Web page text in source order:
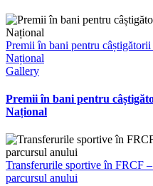
Premii în bani pentru
Național
Gallery
Premii în bani pentru
Național
Transferurile sportive în FRCF
parcursul anului